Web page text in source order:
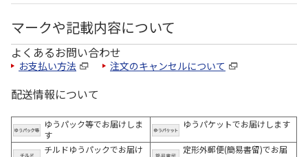
マークや記載内容について
よくあるお問い合わせ
お支払い方法 注文のキャンセルについて
配送情報について
ゆうパック等でお届けしま
す
ゆうパケットでお届けします
チルドゆうパックでお届け
定形外郵便(簡易書留)でお届